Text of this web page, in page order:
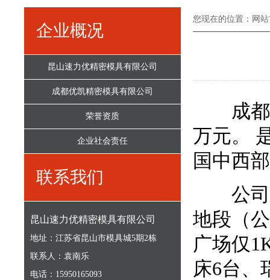
企业概况
昆山速力优精密模具有限公司
成都优凯精密模具有限公司
荣誉资质
企业社会责任
联系我们
昆山速力优精密模具有限公司
地址：江苏省昆山市模具城5期2栋
联系人：袁南乐
电话：15950165093
您现在的位置： 网
成都优
万元。
国中西
公司自
地段（
广场仅
床6台、